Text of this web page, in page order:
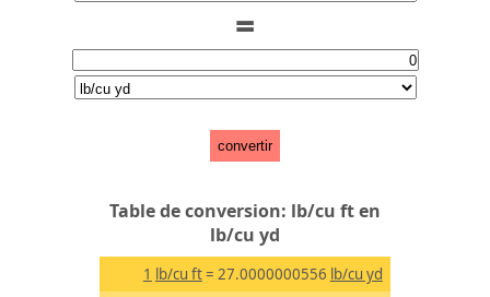
=
convertir
Table de conversion: lb/cu ft en
lb/cu yd
1 lb/cu ft= 27.0000000556 lb/cu yd